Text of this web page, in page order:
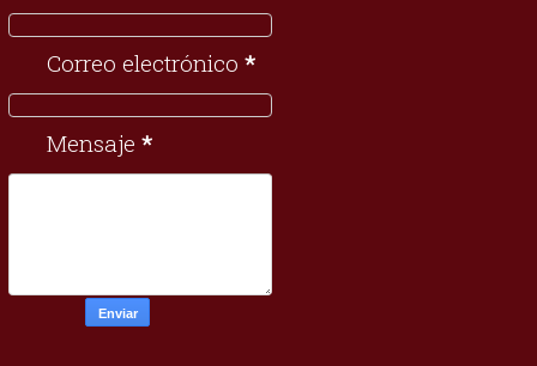
Correo electrónico *
Mensaje *